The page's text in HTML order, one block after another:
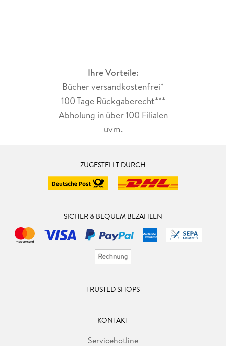
Ihre Vorteile:
Bücher versandkostenfrei*
100 Tage Rückgaberecht***
Abholung in über 100 Filialen
uvm.
ZUGESTELLT DURCH
SICHER & BEQUEM BEZAHLEN
TRUSTED SHOPS
KONTAKT
Servicehotline